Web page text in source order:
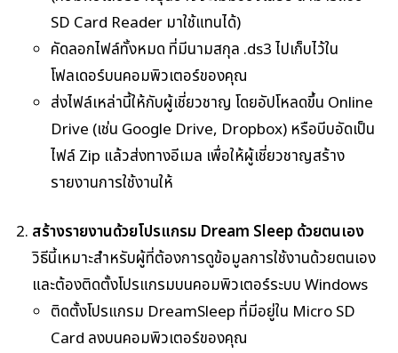
SD Card Reader มาใช้แทนได้)
คัดลอกไฟล์ทั้งหมด ที่มีนามสกุล .ds3 ไปเก็บไว้ใน
โฟลเดอร์บนคอมพิวเตอร์ของคุณ
ส่งไฟล์เหล่านี้ให้กับผู้เชี่ยวชาญ โดยอัปโหลดขึ้น Online
Drive (เช่น Google Drive, Dropbox) หรือบีบอัดเป็น
ไฟล์ Zip แล้วส่งทางอีเมล เพื่อให้ผู้เชี่ยวชาญสร้าง
รายงานการใช้งานให้
สร้างรายงานด้วยโปรแกรม Dream Sleep ด้วยตนเอง
วิธีนี้เหมาะสำหรับผู้ที่ต้องการดูข้อมูลการใช้งานด้วยตนเอง
และต้องติดตั้งโปรแกรมบนคอมพิวเตอร์ระบบ Windows
ติดตั้งโปรแกรม DreamSleep ที่มีอยู่ใน Micro SD
Card ลงบนคอมพิวเตอร์ของคุณ